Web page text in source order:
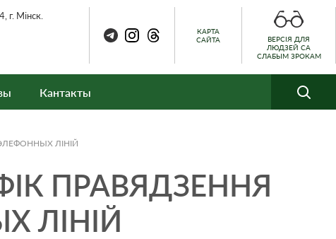
Мінск.
КАРТА
САЙТА
ВЕРСІЯ ДЛЯ
ЛЮДЗЕЙ СА
СЛАБЫМ ЗРОКАМ
Кантакты
ЛІНІЙ
ПРАВЯДЗЕННЯ
ЛІНІЙ